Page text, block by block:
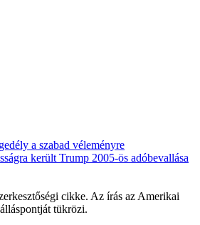
a szabad véleményre
került Trump 2005-ös adóbevallása
cikke. Az írás az Amerikai
tükrözi.